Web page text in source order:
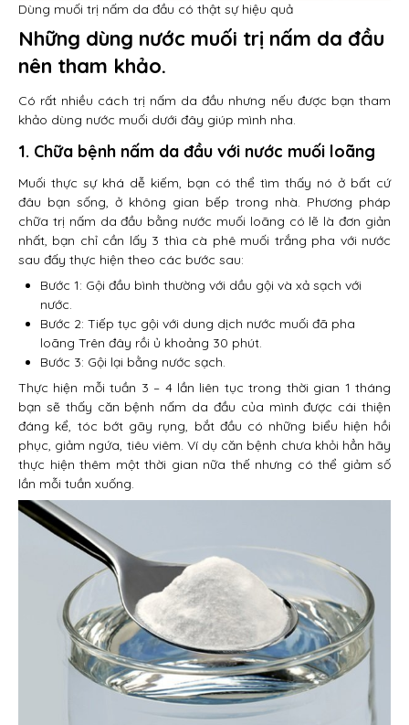
Dùng muối trị nấm da đầu có thật sự hiệu quả
Những dùng nước muối trị nấm da đầu
nên tham khảo.
Có rất nhiều cách trị nấm da đầu nhưng nếu được bạn tham
khảo dùng nước muối dưới đây giúp mình nha.
1. Chữa bệnh nấm da đầu với nước muối loãng
Muối thực sự khá dễ kiếm, bạn có thể tìm thấy nó ở bất cứ
đâu bạn sống, ở không gian bếp trong nhà. Phương pháp
chữa trị nấm da đầu bằng nước muối loãng có lẽ là đơn giản
nhất, bạn chỉ cần lấy 3 thìa cà phê muối trắng pha với nước
sau đấy thực hiện theo các bước sau:
Bước 1: Gội đầu bình thường với dầu gội và xả sạch với
nước.
Bước 2: Tiếp tục gội với dung dịch nước muối đã pha
loãng Trên đây rồi ủ khoảng 30 phút.
Bước 3: Gội lại bằng nước sạch.
Thực hiện mỗi tuần 3 – 4 lần liên tục trong thời gian 1 tháng
bạn sẽ thấy căn bệnh nấm da đầu của mình được cái thiện
đáng kể, tóc bớt gãy rụng, bắt đầu có những biểu hiện hồi
phục, giảm ngứa, tiêu viêm. Ví dụ căn bệnh chưa khỏi hẳn hãy
thực hiện thêm một thời gian nữa thế nhưng có thể giảm số
lần mỗi tuần xuống.